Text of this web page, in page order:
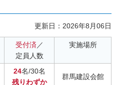
更新日： 2026年8月06日
受付済／
定員人数
実施場所
24名/30名
残りわずか
群馬建設会館